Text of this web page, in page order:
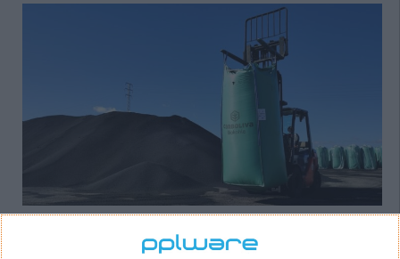
Resultados promissores em laboratório